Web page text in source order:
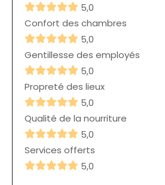
5,0
Confort des chambres
5,0
Gentillesse des employés
5,0
Propreté des lieux
5,0
Qualité de la nourriture
5,0
Services offerts
5,0